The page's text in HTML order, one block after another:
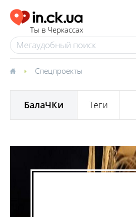
Ты в Черкассах
Спецпроекты
БалаЧКи Теги